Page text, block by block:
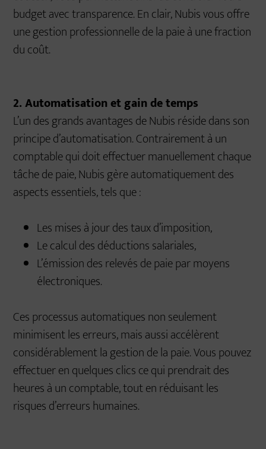
budget avec transparence. En clair, Nubis vous offre
une gestion professionnelle de la paie à une fraction
du coût.
2. Automatisation et gain de temps
L’un des grands avantages de Nubis réside dans son
principe d’automatisation. Contrairement à un
comptable qui doit effectuer manuellement chaque
tâche de paie, Nubis gère automatiquement des
aspects essentiels, tels que :
Les mises à jour des taux d’imposition,
Le calcul des déductions salariales,
L’émission des relevés de paie par moyens
électroniques.
Ces processus automatiques non seulement
minimisent les erreurs, mais aussi accélèrent
considérablement la gestion de la paie. Vous pouvez
effectuer en quelques clics ce qui prendrait des
heures à un comptable, tout en réduisant les
risques d’erreurs humaines.